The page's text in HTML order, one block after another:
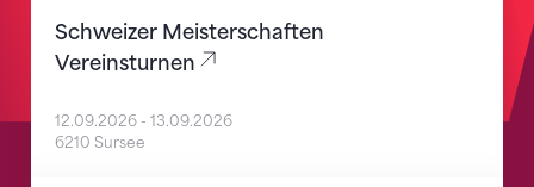
Schweizer Meisterschaften
Vereinsturnen
12.09.2026 - 13.09.2026
6210 Sursee